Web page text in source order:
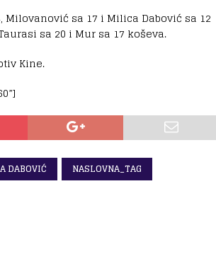
sa 17 i Milica Dabović sa 12
sa 20 i Mur sa 17 koševa.
Kine.
DABOVIĆ
NASLOVNA_TAG